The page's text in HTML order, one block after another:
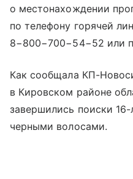
о местонахождении
по телефону горячей
8−800−700−54−52 или
Как сообщала КП-
в Кировском районе
завершились поиски
черными волосами.